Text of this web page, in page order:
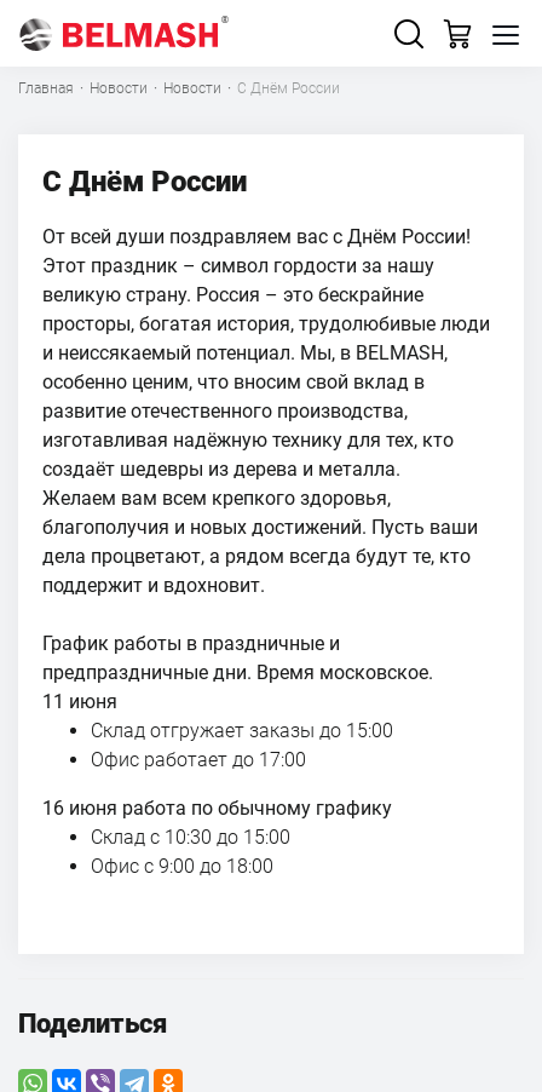
Главная · Новости · Новости · С Днём России
С Днём России
От всей души поздравляем вас с Днём России!
Этот праздник – символ гордости за нашу
великую страну. Россия – это бескрайние
просторы, богатая история, трудолюбивые люди
и неиссякаемый потенциал. Мы, в BELMASH,
особенно ценим, что вносим свой вклад в
развитие отечественного производства,
изготавливая надёжную технику для тех, кто
создаёт шедевры из дерева и металла.
Желаем вам всем крепкого здоровья,
благополучия и новых достижений. Пусть ваши
дела процветают, а рядом всегда будут те, кто
поддержит и вдохновит.
График работы в праздничные и
предпраздничные дни. Время московское.
11 июня
Склад отгружает заказы до 15:00
Офис работает до 17:00
16 июня работа по обычному графику
Склад с 10:30 до 15:00
Офис с 9:00 до 18:00
Поделиться